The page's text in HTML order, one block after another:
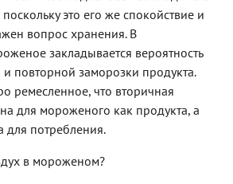
это его же спокойствие и
вопрос хранения. В
закладывается вероятность
повторной заморозки продукта.
ремесленное, что вторичная
для мороженого как продукта, а
для потребления.
в мороженом?